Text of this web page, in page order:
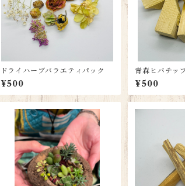
ドライハーブバラエティパック
¥500
青森ヒバチッ
¥500